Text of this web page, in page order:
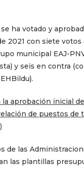
ha votado y
2021 con siete votos
municipal EAJ-
y seis en contra
la aprobación inicial
de puestos de
de las
las plantillas